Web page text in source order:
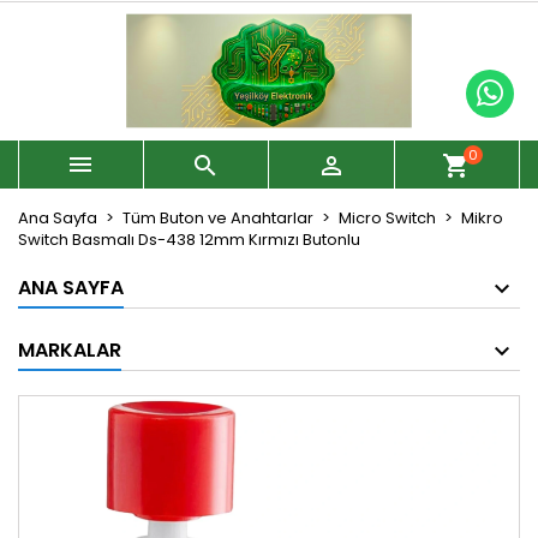
   shopping_cart0
Ana Sayfa Tüm Buton ve Anahtarlar Micro Switch
Mikro
Switch Basmalı Ds-438 12mm Kırmızı Butonlu
ANA SAYFA
MARKALAR